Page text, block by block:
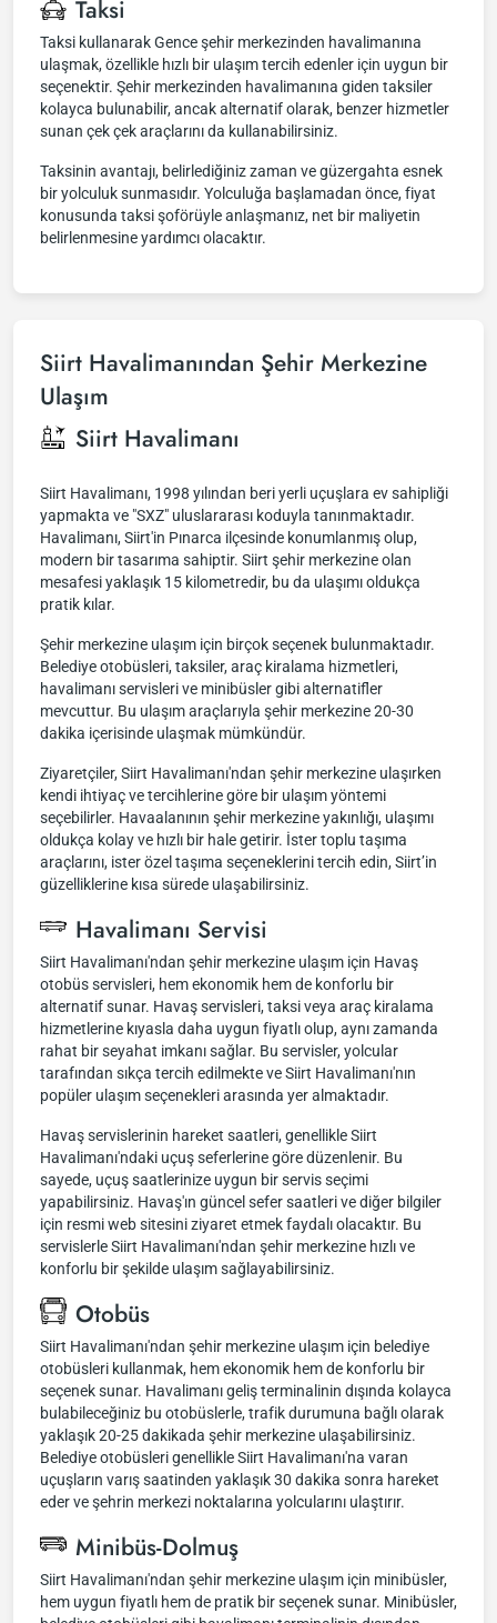
Taksi
Taksi kullanarak Gence şehir merkezinden havalimanına
ulaşmak, özellikle hızlı bir ulaşım tercih edenler için uygun bir
seçenektir. Şehir merkezinden havalimanına giden taksiler
kolayca bulunabilir, ancak alternatif olarak, benzer hizmetler
sunan çek çek araçlarını da kullanabilirsiniz.
Taksinin avantajı, belirlediğiniz zaman ve güzergahta esnek
bir yolculuk sunmasıdır. Yolculuğa başlamadan önce, fiyat
konusunda taksi şoförüyle anlaşmanız, net bir maliyetin
belirlenmesine yardımcı olacaktır.
Siirt Havalimanından Şehir Merkezine
Ulaşım
Siirt Havalimanı
Siirt Havalimanı, 1998 yılından beri yerli uçuşlara ev sahipliği
yapmakta ve "SXZ" uluslararası koduyla tanınmaktadır.
Havalimanı, Siirt'in Pınarca ilçesinde konumlanmış olup,
modern bir tasarıma sahiptir. Siirt şehir merkezine olan
mesafesi yaklaşık 15 kilometredir, bu da ulaşımı oldukça
pratik kılar.
Şehir merkezine ulaşım için birçok seçenek bulunmaktadır.
Belediye otobüsleri, taksiler, araç kiralama hizmetleri,
havalimanı servisleri ve minibüsler gibi alternatifler
mevcuttur. Bu ulaşım araçlarıyla şehir merkezine 20-30
dakika içerisinde ulaşmak mümkündür.
Ziyaretçiler, Siirt Havalimanı'ndan şehir merkezine ulaşırken
kendi ihtiyaç ve tercihlerine göre bir ulaşım yöntemi
seçebilirler. Havaalanının şehir merkezine yakınlığı, ulaşımı
oldukça kolay ve hızlı bir hale getirir. İster toplu taşıma
araçlarını, ister özel taşıma seçeneklerini tercih edin, Siirt’in
güzelliklerine kısa sürede ulaşabilirsiniz.
Havalimanı Servisi
Siirt Havalimanı'ndan şehir merkezine ulaşım için Havaş
otobüs servisleri, hem ekonomik hem de konforlu bir
alternatif sunar. Havaş servisleri, taksi veya araç kiralama
hizmetlerine kıyasla daha uygun fiyatlı olup, aynı zamanda
rahat bir seyahat imkanı sağlar. Bu servisler, yolcular
tarafından sıkça tercih edilmekte ve Siirt Havalimanı'nın
popüler ulaşım seçenekleri arasında yer almaktadır.
Havaş servislerinin hareket saatleri, genellikle Siirt
Havalimanı'ndaki uçuş seferlerine göre düzenlenir. Bu
sayede, uçuş saatlerinize uygun bir servis seçimi
yapabilirsiniz. Havaş'ın güncel sefer saatleri ve diğer bilgiler
için resmi web sitesini ziyaret etmek faydalı olacaktır. Bu
servislerle Siirt Havalimanı'ndan şehir merkezine hızlı ve
konforlu bir şekilde ulaşım sağlayabilirsiniz.
Otobüs
Siirt Havalimanı'ndan şehir merkezine ulaşım için belediye
otobüsleri kullanmak, hem ekonomik hem de konforlu bir
seçenek sunar. Havalimanı geliş terminalinin dışında kolayca
bulabileceğiniz bu otobüslerle, trafik durumuna bağlı olarak
yaklaşık 20-25 dakikada şehir merkezine ulaşabilirsiniz.
Belediye otobüsleri genellikle Siirt Havalimanı'na varan
uçuşların varış saatinden yaklaşık 30 dakika sonra hareket
eder ve şehrin merkezi noktalarına yolcularını ulaştırır.
Minibüs-Dolmuş
Siirt Havalimanı'ndan şehir merkezine ulaşım için minibüsler,
hem uygun fiyatlı hem de pratik bir seçenek sunar. Minibüsler,